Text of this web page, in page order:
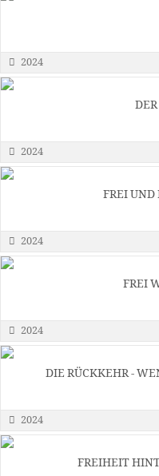
2024
2024
FREI UND
2024
FREI
2024
DIE RÜCKKEHR -
2024
FREIHEIT